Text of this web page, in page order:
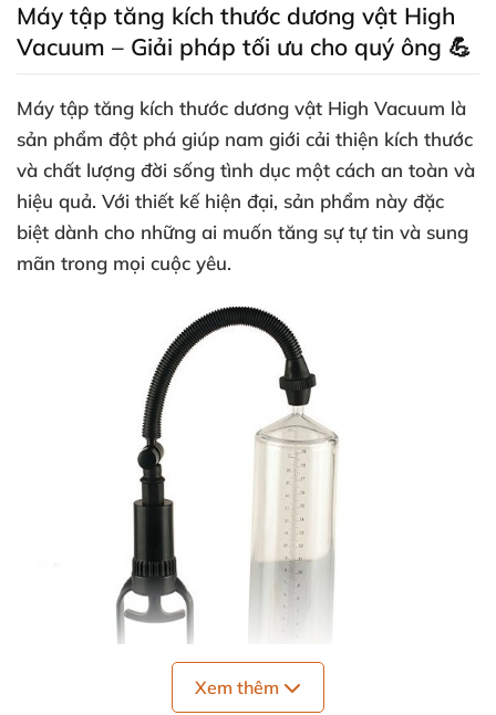
Máy tập tăng kích thước dương vật High
Vacuum – Giải pháp tối ưu cho quý ông 💪
Máy tập tăng kích thước dương vật High Vacuum là
sản phẩm đột phá giúp nam giới cải thiện kích thước
và chất lượng đời sống tình dục một cách an toàn và
hiệu quả. Với thiết kế hiện đại, sản phẩm này đặc
biệt dành cho những ai muốn tăng sự tự tin và sung
mãn trong mọi cuộc yêu.
Xem thêm